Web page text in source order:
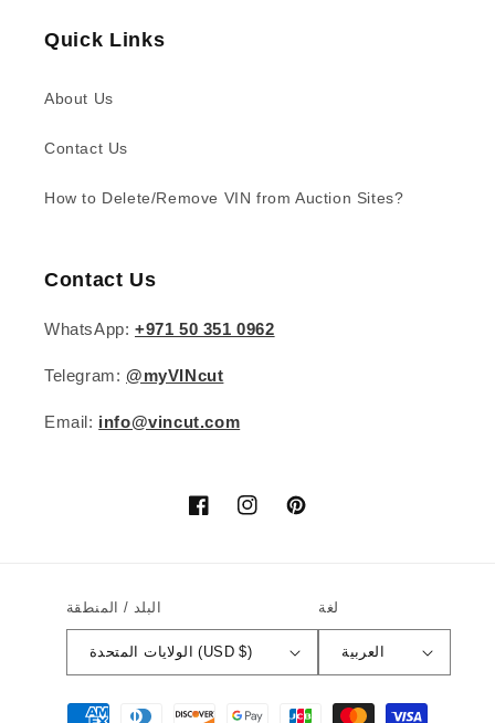
Quick Links
About Us
Contact Us
How to Delete/Remove VIN from Auction Sites?
Contact Us
WhatsApp: +971 50 351 0962
Telegram: @myVINcut
Email: info@vincut.com
فيسبوكانستغرامبينتيريست
البلد / المنطقة
الولايات المتحدة (USD $)
لغة
العربية
طرق